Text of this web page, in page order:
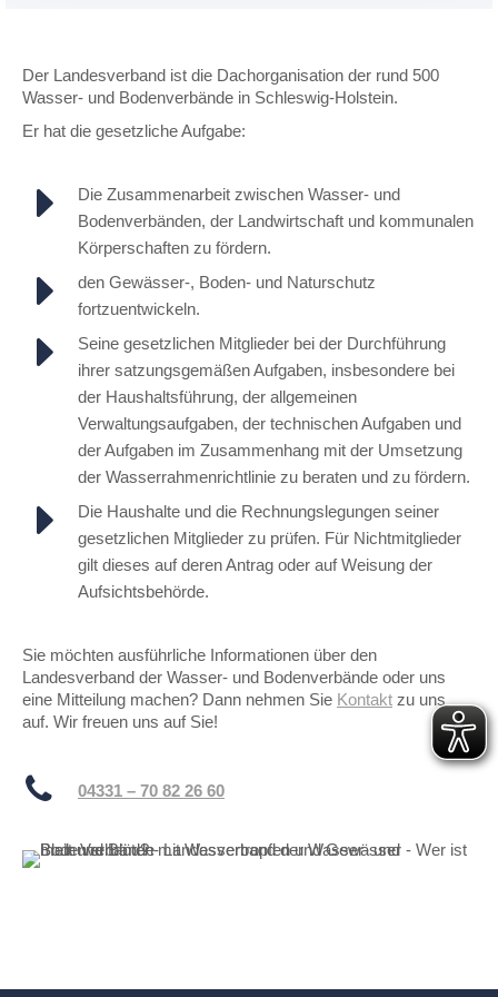
Der Landesverband ist die Dachorganisation der rund 500
Wasser- und Bodenverbände in Schleswig-Holstein.
Er hat die gesetzliche Aufgabe:
Die Zusammenarbeit zwischen Wasser- und
Bodenverbänden, der Landwirtschaft und kommunalen
Körperschaften zu fördern.
den Gewässer-, Boden- und Naturschutz
fortzuentwickeln.
Seine gesetzlichen Mitglieder bei der Durchführung
ihrer satzungsgemäßen Aufgaben, insbesondere bei
der Haushaltsführung, der allgemeinen
Verwaltungsaufgaben, der technischen Aufgaben und
der Aufgaben im Zusammenhang mit der Umsetzung
der Wasserrahmenrichtlinie zu beraten und zu fördern.
Die Haushalte und die Rechnungslegungen seiner
gesetzlichen Mitglieder zu prüfen. Für Nichtmitglieder
gilt dieses auf deren Antrag oder auf Weisung der
Aufsichtsbehörde.
Sie möchten ausführliche Informationen über den
Landesverband der Wasser- und Bodenverbände oder uns
eine Mitteilung machen? Dann nehmen Sie Kontakt zu uns
auf. Wir freuen uns auf Sie!
04331 – 70 82 26 60